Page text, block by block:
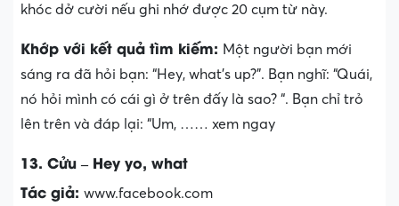
khóc dở cười nếu ghi nhớ được 20 cụm từ này.
Khớp với kết quả tìm kiếm: Một người bạn mới
sáng ra đã hỏi bạn: “Hey, what’s up?”. Bạn nghĩ: “Quái,
nó hỏi mình có cái gì ở trên đấy là sao? “. Bạn chỉ trỏ
lên trên và đáp lại: “Um, …… xem ngay
13. Cửu – Hey yo, what
Tác giả: www.facebook.com